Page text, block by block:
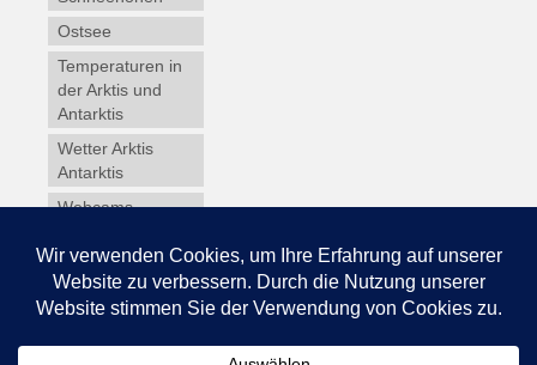
Ostsee
Temperaturen in
der Arktis und
Antarktis
Wetter Arktis
Antarktis
Webcams
Winterdienst
Glossar
Datenschutz